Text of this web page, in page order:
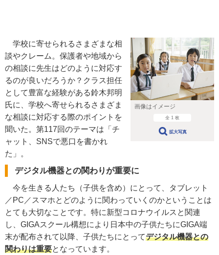
画像はイメージ
全 1 枚
拡大写真
学校に寄せられるさまざまな相
談やクレーム。保護者や地域から
の相談に先生はどのように対応す
るのが良いだろうか？クラス担任
として豊富な経験がある鈴木邦明
氏に、学校へ寄せられるさまざま
な相談に対応する際のポイントを
聞いた。第117回のテーマは「チ
ャット、SNSで悪口を書かれ
た」。
デジタル機器との関わりが重要に
今を生きる人たち（子供を含め）にとって、タブレット
／PC／スマホとどのように関わっていくのかということは
とても大切なことです。特に新型コロナウイルスと関連
し、GIGAスクール構想により日本中の子供たちにGIGA端
末が配布されて以降、子供たちにとってデジタル機器との
関わりは重要となっています。